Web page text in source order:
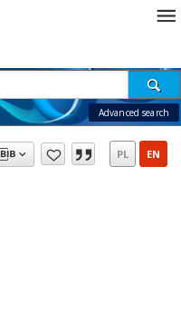
Advanced search
PL EN